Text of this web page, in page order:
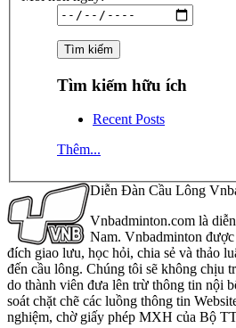
Tìm kiếm hữu ích
Recent Posts
Thêm...
Diễn Đàn Cầu Lông
Vnbadminton.com là
Nam. Vnbadminton
đích giao lưu, học hỏi, chia sẻ và thảo
đến cầu lông. Chúng tôi sẽ không chịu
do thành viên đưa lên trừ thông tin nội
soát chặt chẽ các luồng thông tin
nghiệm, chờ giấy phép MXH của Bộ